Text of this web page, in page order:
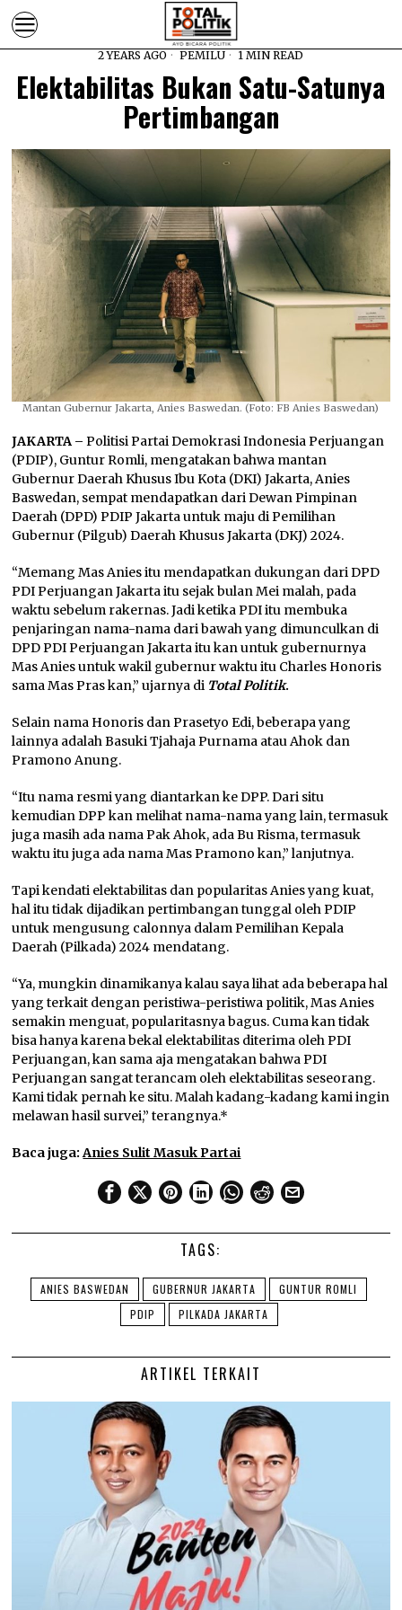
2 YEARS AGO PEMILU 1 MIN READ
Elektabilitas Bukan Satu-Satunya
Pertimbangan
Mantan Gubernur Jakarta, Anies Baswedan. (Foto: FB Anies Baswedan)
JAKARTA –Politisi Partai Demokrasi Indonesia Perjuangan
(PDIP), Guntur Romli, mengatakan bahwa mantan
Gubernur Daerah Khusus Ibu Kota (DKI) Jakarta, Anies
Baswedan, sempat mendapatkan dari Dewan Pimpinan
Daerah (DPD) PDIP Jakarta untuk maju di Pemilihan
Gubernur (Pilgub) Daerah Khusus Jakarta (DKJ) 2024.
“Memang Mas Anies itu mendapatkan dukungan dari DPD
PDI Perjuangan Jakarta itu sejak bulan Mei malah, pada
waktu sebelum rakernas. Jadi ketika PDI itu membuka
penjaringan nama-nama dari bawah yang dimunculkan di
DPD PDI Perjuangan Jakarta itu kan untuk gubernurnya
Mas Anies untuk wakil gubernur waktu itu Charles Honoris
sama Mas Pras kan,” ujarnya di Total Politik.
Selain nama Honoris dan Prasetyo Edi, beberapa yang
lainnya adalah Basuki Tjahaja Purnama atau Ahok dan
Pramono Anung.
“Itu nama resmi yang diantarkan ke DPP. Dari situ
kemudian DPP kan melihat nama-nama yang lain, termasuk
juga masih ada nama Pak Ahok, ada Bu Risma, termasuk
waktu itu juga ada nama Mas Pramono kan,” lanjutnya.
Tapi kendati elektabilitas dan popularitas Anies yang kuat,
hal itu tidak dijadikan pertimbangan tunggal oleh PDIP
untuk mengusung calonnya dalam Pemilihan Kepala
Daerah (Pilkada) 2024 mendatang.
“Ya, mungkin dinamikanya kalau saya lihat ada beberapa hal
yang terkait dengan peristiwa-peristiwa politik, Mas Anies
semakin menguat, popularitasnya bagus. Cuma kan tidak
bisa hanya karena bekal elektabilitas diterima oleh PDI
Perjuangan, kan sama aja mengatakan bahwa PDI
Perjuangan sangat terancam oleh elektabilitas seseorang.
Kami tidak pernah ke situ. Malah kadang-kadang kami ingin
melawan hasil survei,” terangnya.*
Baca juga:Anies Sulit Masuk Partai
TAGS:
ANIES BASWEDAN GUBERNUR JAKARTA
GUNTUR ROMLI
PDIP
PILKADA JAKARTA
ARTIKEL TERKAIT